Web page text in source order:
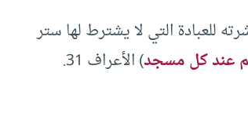
للعبادة التي لا يشترط لها ستر
عند كل مسجد) الأعراف 31.